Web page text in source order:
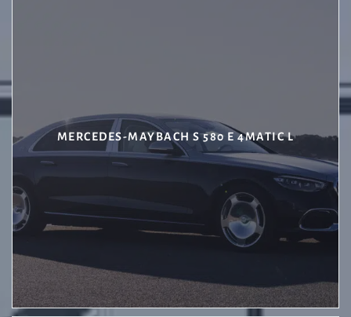
MERCEDES-MAYBACH S 580 E 4MATIC L